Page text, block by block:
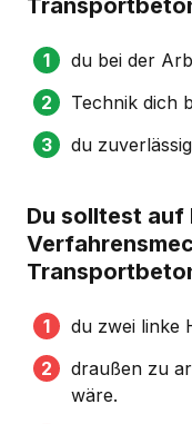
du bei der
Technik dich
du
Du solltest auf
du zwei linke
draußen zu
wäre.